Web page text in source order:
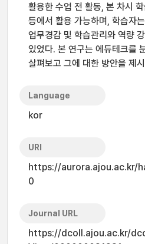
활용한 수업 전 활동, 본 차시
등에서 활용 가능하며, 학습자
업무경감 및 학습관리와 역량
있었다. 본 연구는 에듀테크를
살펴보고 그에 대한 방안을 제
Language
kor
URI
https://aurora.ajou.ac.kr/
0
Journal URL
https://dcoll.ajou.ac.kr/